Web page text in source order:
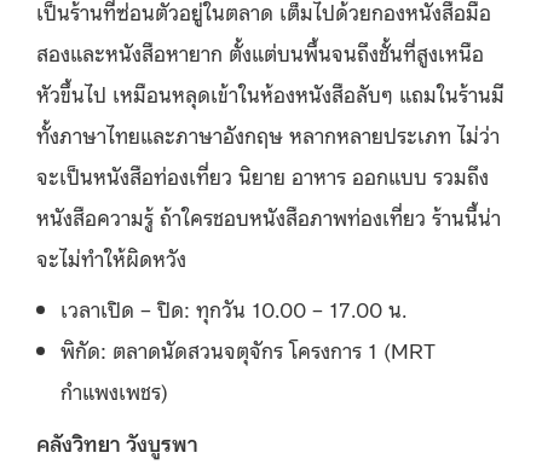
เป็นร้านที่ซ่อนตัวอยู่ในตลาด เต็มไปด้วยกองหนังสือมือ
สองและหนังสือหายาก ตั้งแต่บนพื้นจนถึงชั้นที่สูงเหนือ
หัวขึ้นไป เหมือนหลุดเข้าในห้องหนังสือลับๆ แถมในร้านมี
ทั้งภาษาไทยและภาษาอังกฤษ หลากหลายประเภท ไม่ว่า
จะเป็นหนังสือท่องเที่ยว นิยาย อาหาร ออกแบบ รวมถึง
หนังสือความรู้ ถ้าใครชอบหนังสือภาพท่องเที่ยว ร้านนี้น่า
จะไม่ทำให้ผิดหวัง
เวลาเปิด – ปิด: ทุกวัน 10.00 – 17.00 น.
พิกัด: ตลาดนัดสวนจตุจักร โครงการ 1 (MRT
กำแพงเพชร)
คลังวิทยา วังบูรพา